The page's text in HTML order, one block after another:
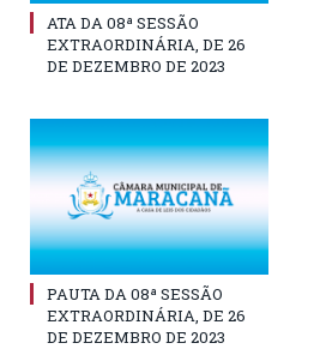
ATA DA 08ª SESSÃO
EXTRAORDINÁRIA, DE 26
DE DEZEMBRO DE 2023
PAUTA DA 08ª SESSÃO
EXTRAORDINÁRIA, DE 26
DE DEZEMBRO DE 2023